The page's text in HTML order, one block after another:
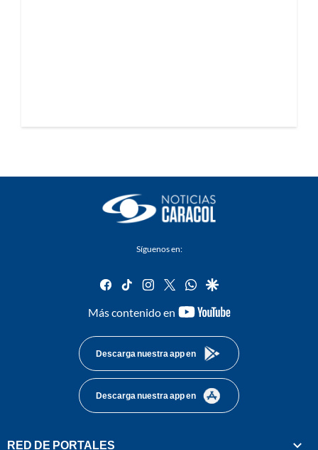
Síguenos en:
facebook
tiktok instagram
twitterwhatsapp
google
Más contenido en
youtube-
Descarga nuestra app en
Descarga nuestra app en
RED DE PORTALES